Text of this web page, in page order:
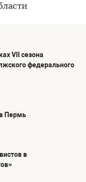
VII сезона
федерального
Пермь
в